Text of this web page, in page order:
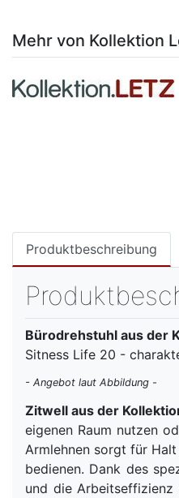
Mehr von Kollektion
Produktbeschreibung
Bürodrehstuhl aus der
Sitness Life 20 -
- Angebot laut Abbildung -
Zitwell aus der
eigenen Raum nutzen
Armlehnen sorgt für
bedienen. Dank des
und die Arbeitseffizienz